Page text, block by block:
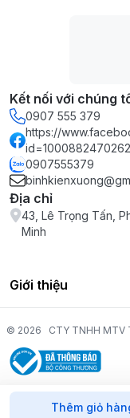
Thêm giỏ
Kết nối với chúng
0907 555 379
https://
0907555379
Địa chỉ
43, Lê Trọng Tấn,
Minh
Giới thiệu
© 2026 CTY TNHH MTV